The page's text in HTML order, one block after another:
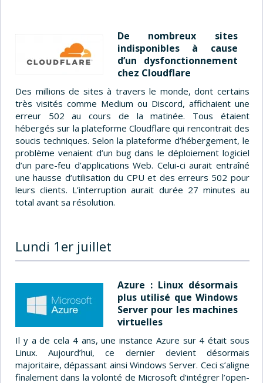
De nombreux sites
indisponibles à cause
d’un dysfonctionnement
chez Cloudflare
Des millions de sites à travers le monde, dont certains
très visités comme Medium ou Discord, affichaient une
erreur 502 au cours de la matinée. Tous étaient
hébergés sur la plateforme Cloudflare qui rencontrait des
soucis techniques. Selon la plateforme d’hébergement, le
problème venaient d’un bug dans le déploiement logiciel
d’un pare-feu d’applications Web. Celui-ci aurait entraîné
une hausse d’utilisation du CPU et des erreurs 502 pour
leurs clients. L’interruption aurait durée 27 minutes au
total avant sa résolution.
Lundi 1er juillet
Azure : Linux désormais
plus utilisé que Windows
Server pour les machines
virtuelles
Il y a de cela 4 ans, une instance Azure sur 4 était sous
Linux. Aujourd’hui, ce dernier devient désormais
majoritaire, dépassant ainsi Windows Server. Ceci s’aligne
finalement dans la volonté de Microsoft d’intégrer l’open-